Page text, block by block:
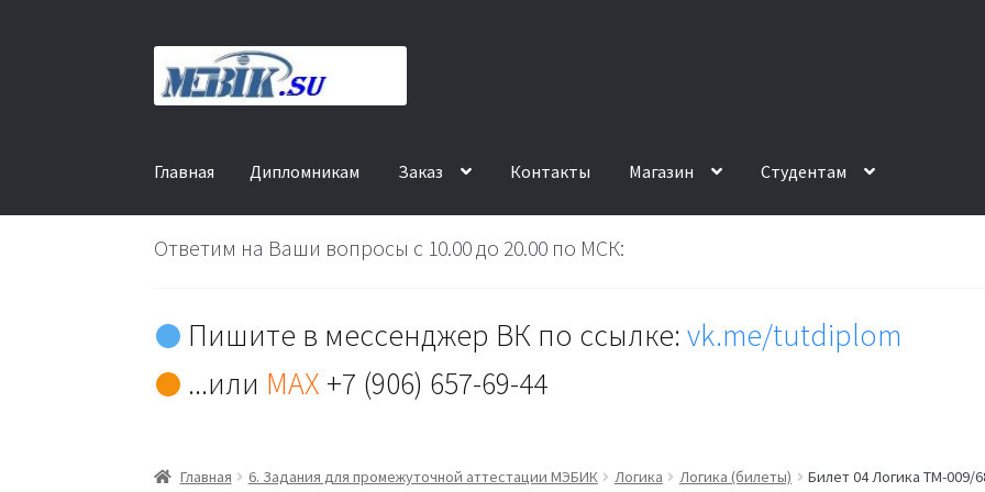
Перейти
навигации
Перейти
содержимому
Главная Дипломникам Заказ Контакты Магазин Студентам
Ответим на Ваши вопросы с 10.00 до 20.00 по МСК:
Пишите в мессенджер ВК по ссылке:vk.me/tutdiplom
...или MAX +7 (906) 657-69-44
Главная 6. Задания для промежуточной аттестации МЭБИК Логика Логика (билеты) Билет 04 Логика ТМ-009/